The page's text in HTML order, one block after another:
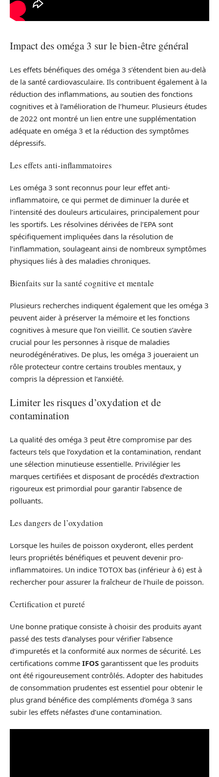
Impact des oméga 3 sur le bien-être général
Les effets bénéfiques des oméga 3 s’étendent bien au-delà
de la santé cardiovasculaire. Ils contribuent également à la
réduction des inflammations, au soutien des fonctions
cognitives et à l’amélioration de l’humeur. Plusieurs études
de 2022 ont montré un lien entre une supplémentation
adéquate en oméga 3 et la réduction des symptômes
dépressifs.
Les effets anti-inflammatoires
Les oméga 3 sont reconnus pour leur effet anti-
inflammatoire, ce qui permet de diminuer la durée et
l’intensité des douleurs articulaires, principalement pour
les sportifs. Les résolvines dérivées de l’EPA sont
spécifiquement impliquées dans la résolution de
l’inflammation, soulageant ainsi de nombreux symptômes
physiques liés à des maladies chroniques.
Bienfaits sur la santé cognitive et mentale
Plusieurs recherches indiquent également que les oméga 3
peuvent aider à préserver la mémoire et les fonctions
cognitives à mesure que l’on vieillit. Ce soutien s’avère
crucial pour les personnes à risque de maladies
neurodégénératives. De plus, les oméga 3 joueraient un
rôle protecteur contre certains troubles mentaux, y
compris la dépression et l’anxiété.
Limiter les risques d’oxydation et de
contamination
La qualité des oméga 3 peut être compromise par des
facteurs tels que l’oxydation et la contamination, rendant
une sélection minutieuse essentielle. Privilégier les
marques certifiées et disposant de procédés d’extraction
rigoureux est primordial pour garantir l’absence de
polluants.
Les dangers de l’oxydation
Lorsque les huiles de poisson oxyderont, elles perdent
leurs propriétés bénéfiques et peuvent devenir pro-
inflammatoires. Un indice TOTOX bas (inférieur à 6) est à
rechercher pour assurer la fraîcheur de l’huile de poisson.
Certification et pureté
Une bonne pratique consiste à choisir des produits ayant
passé des tests d’analyses pour vérifier l’absence
d’impuretés et la conformité aux normes de sécurité. Les
certifications comme IFOS garantissent que les produits
ont été rigoureusement contrôlés. Adopter des habitudes
de consommation prudentes est essentiel pour obtenir le
plus grand bénéfice des compléments d’oméga 3 sans
subir les effets néfastes d’une contamination.